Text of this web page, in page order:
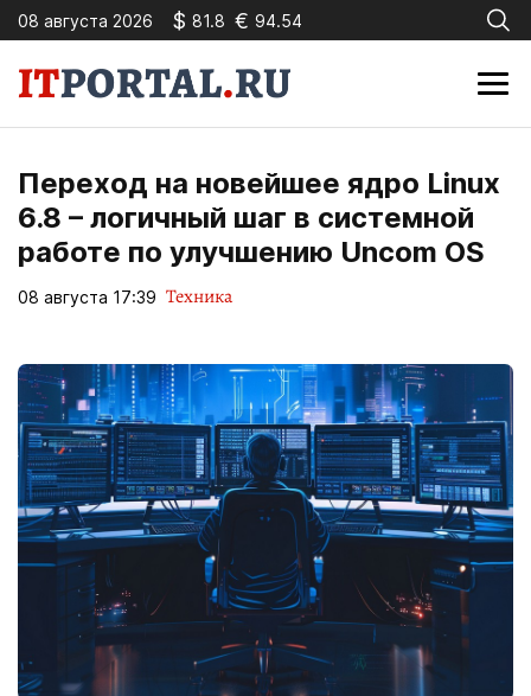
08 августа 2026 $ 81.8 € 94.54
Переход на новейшее ядро Linux
6.8 – логичный шаг в системной
работе по улучшению Uncom OS
08 августа 17:39 Техника